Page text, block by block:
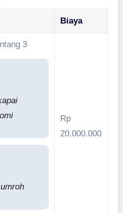
Biaya
3
Rp
20.000.000